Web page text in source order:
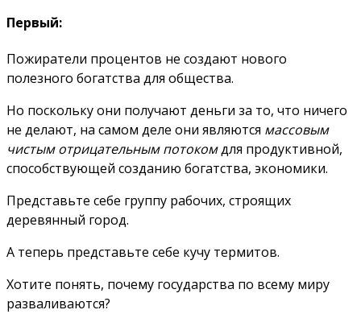
Первый:
Пожиратели процентов не создают нового
полезного богатства для общества.
Но поскольку они получают деньги за то, что ничего
не делают, на самом деле они являются массовым
чистым отрицательным потокомдля продуктивной,
способствующей созданию богатства, экономики.
Представьте себе группу рабочих, строящих
деревянный город.
А теперь представьте себе кучу термитов.
Хотите понять, почему государства по всему миру
разваливаются?